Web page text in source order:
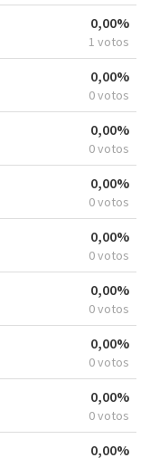
0,00%
1 votos
0,00%
0 votos
0,00%
0 votos
0,00%
0 votos
0,00%
0 votos
0,00%
0 votos
0,00%
0 votos
0,00%
0 votos
0,00%